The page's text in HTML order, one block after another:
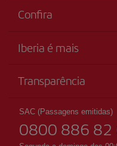
Confira
Acessibilidade
Sustentabilidade
Iberia é mais
Grupo Iberia
Acionistas e investidores
Nossas alianças
British Airways
Transparência
SAC (Passagens emitidas)
0800 886 82